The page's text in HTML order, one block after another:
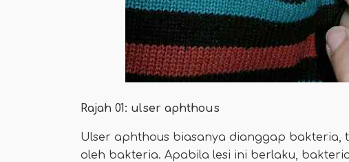
Rajah 01: ulser aphthous
Ulser aphthous biasanya dianggap bakteria,
oleh bakteria. Apabila lesi ini berlaku,